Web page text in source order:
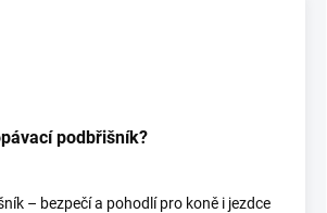
podbřišník?
– bezpečí a pohodlí pro koně i jezdce